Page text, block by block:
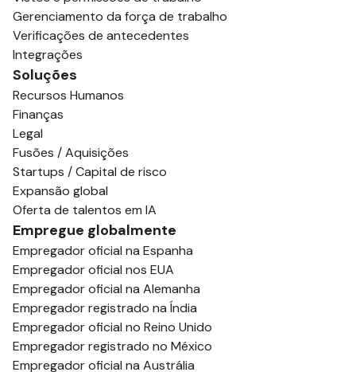
Gerenciamento da força de trabalho
Verificações de antecedentes
Integrações
Soluções
Recursos Humanos
Finanças
Legal
Fusões / Aquisições
Startups / Capital de risco
Expansão global
Oferta de talentos em IA
Empregue globalmente
Empregador oficial na Espanha
Empregador oficial nos EUA
Empregador oficial na Alemanha
Empregador registrado na Índia
Empregador oficial no Reino Unido
Empregador registrado no México
Empregador oficial na Austrália